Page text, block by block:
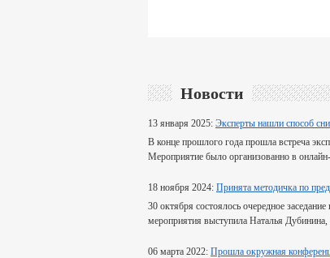
Новости
13 января 2025: Эксперты нашли способ
В конце прошлого года прошла встреча
Мероприятие было организованно в
18 ноября 2024: Принята методичка по
30 октября состоялось очередное
мероприятия выступила Наталья
06 марта 2022: Прошла окружная